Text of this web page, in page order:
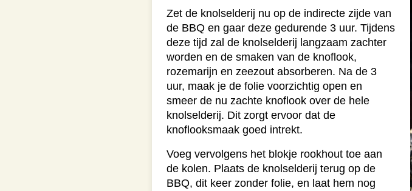
Zet de knolselderij nu op de indirecte zijde van
de BBQ en gaar deze gedurende 3 uur. Tijdens
deze tijd zal de knolselderij langzaam zachter
worden en de smaken van de knoflook,
rozemarijn en zeezout absorberen. Na de 3
uur, maak je de folie voorzichtig open en
smeer de nu zachte knoflook over de hele
knolselderij. Dit zorgt ervoor dat de
knoflooksmaak goed intrekt.
Voeg vervolgens het blokje rookhout toe aan
de kolen. Plaats de knolselderij terug op de
BBQ, dit keer zonder folie, en laat hem nog